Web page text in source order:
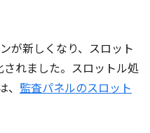
が新しくなり、スロット
れました。スロットル処
監査パネルのスロット